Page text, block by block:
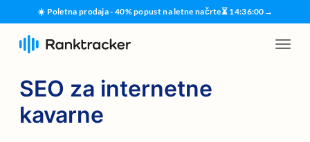
☀️ Poletna prodaja - 40% popust na letne načrte⏳ 14:35:59 →
SEO za internetne
kavarne